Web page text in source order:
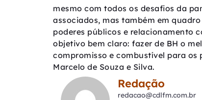
mesmo com todos os desafios da
associados, mas também em
poderes públicos e relacionamento
objetivo bem claro: fazer de BH o
compromisso e combustível para os
Marcelo de Souza e Silva.
Redação
redacao@cdlfm.com.br